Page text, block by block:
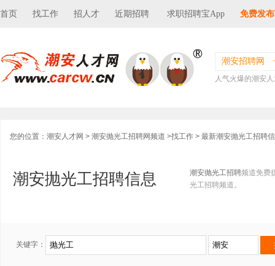
首页 找工作 招人才 近期招聘 求职招聘宝App 免费发
潮安招聘网
人气火爆的潮安
您的位置： 潮安人才网 > 潮安抛光工招聘网频道 >找工作 > 最新潮安抛光工招聘
潮安抛光工招聘信息 潮安抛光工招聘频道免费
光工招聘频道。
关键字：